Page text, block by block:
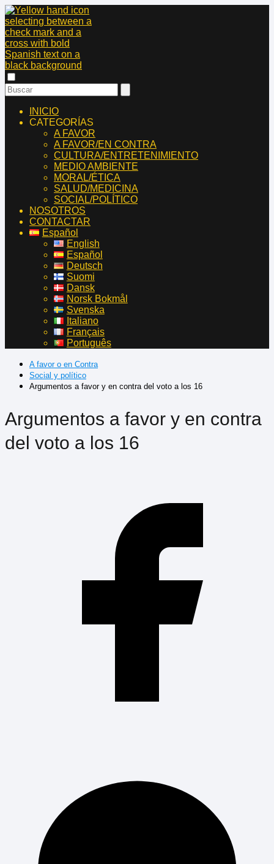
INICIO
CATEGORÍAS
A FAVOR
A FAVOR/EN CONTRA
CULTURA/ENTRETENIMIENTO
MEDIO AMBIENTE
MORAL/ÉTICA
SALUD/MEDICINA
SOCIAL/POLÍTICO
NOSOTROS
CONTACTAR
Español
English
Español
Deutsch
Suomi
Dansk
Norsk Bokmål
Svenska
Italiano
Français
Português
A favor o en Contra
Social y político
Argumentos a favor y en contra del voto a los 16
Argumentos a favor y en contra
del voto a los 16